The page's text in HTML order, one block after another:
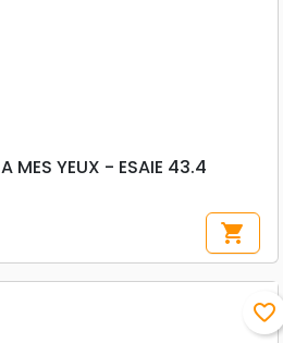
MES YEUX - ESAIE 43.4
shopping_cart
favorite_border